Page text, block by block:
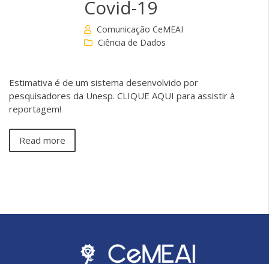
Covid-19
Comunicação CeMEAI
Ciência de Dados
Estimativa é de um sistema desenvolvido por
pesquisadores da Unesp. CLIQUE AQUI para assistir à
reportagem!
Read more